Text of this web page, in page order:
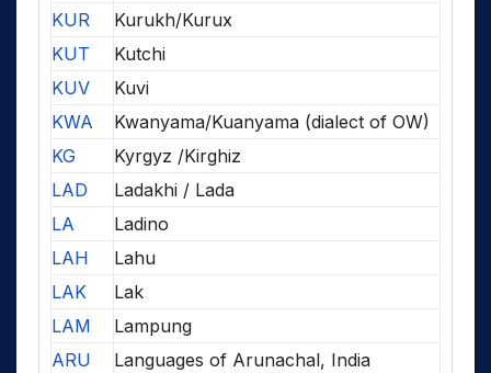
KUR
Kurukh/Kurux
KUT
Kutchi
KUV
Kuvi
KWA
Kwanyama/Kuanyama (dialect of OW)
KG
Kyrgyz /Kirghiz
LAD
Ladakhi / Lada
LA
Ladino
LAH
Lahu
LAK
Lak
LAM
Lampung
ARU
Languages of Arunachal, India